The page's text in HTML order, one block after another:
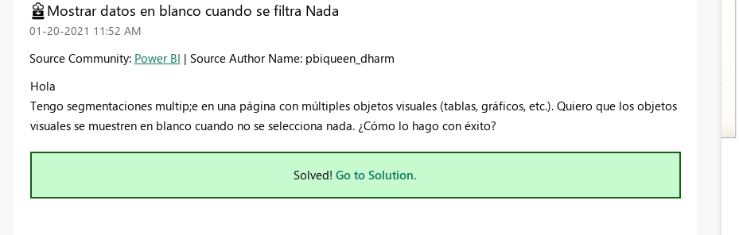
Mostrar datos en blanco cuando se filtra Nada
‎01-20-2021 11:52 AM
Source Community: Power BI | Source Author Name: pbiqueen_dharm
Hola
Tengo segmentaciones multip;e en una página con múltiples objetos visuales (tablas, gráficos, etc.). Quiero que los objetos
visuales se muestren en blanco cuando no se selecciona nada. ¿Cómo lo hago con éxito?
Solved! Go to Solution.
FabCon & SQLCon – Barcelona 2026
Join us in Barcelona for FabCon and SQLCon, the Fabric, Power BI,